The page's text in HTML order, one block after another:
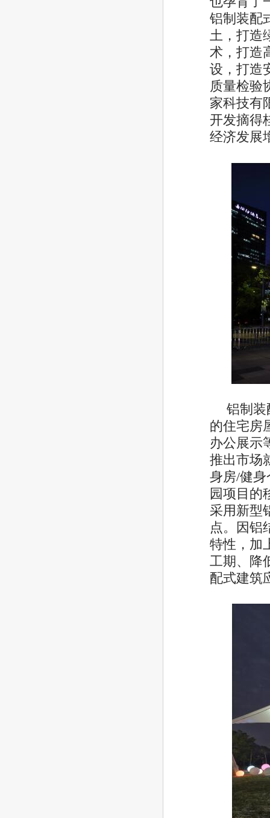
铝制装配
土，打造
术，打造
设，打造
质量检验
家科技有
开发摘得
经济发展
铝制装
的住宅房
办公展示
推出市场
身房/健
园项目的
采用新型
点。因铝
特性，加
工期、降
配式建筑